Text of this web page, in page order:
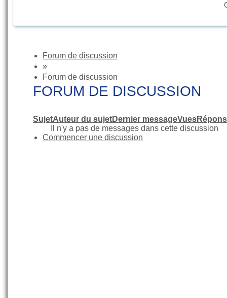
Forum de discussion
»
Forum de discussion
FORUM DE DISCUSSION
SujetAuteur du sujetDernier messageVues
Il n'y a pas de messages dans cette discussion
Commencer une discussion